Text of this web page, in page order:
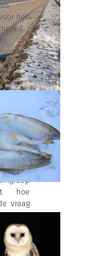
het
hoe
vraag
in
wil een
op zijn